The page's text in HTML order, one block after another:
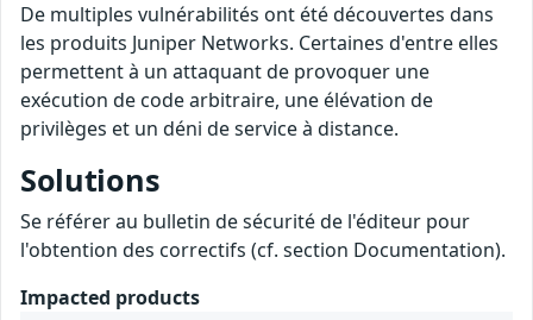
De multiples vulnérabilités ont été découvertes dans
les produits Juniper Networks. Certaines d'entre elles
permettent à un attaquant de provoquer une
exécution de code arbitraire, une élévation de
privilèges et un déni de service à distance.
Solutions
Se référer au bulletin de sécurité de l'éditeur pour
l'obtention des correctifs (cf. section Documentation).
Impacted products